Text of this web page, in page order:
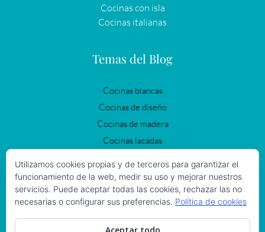
Cocinas con isla
Cocinas italianas
Temas del Blog
Cocinas blancas
Cocinas de diseño
Cocinas de madera
Cocinas lacadas
Cocinas negras
Cocinas Vintage
Iluminación en la cocina
Utilizamos cookies propias y de terceros para garantizar el
funcionamiento de la web, medir su uso y mejorar nuestros
servicios. Puede aceptar todas las cookies, rechazar las no
necesarias o configurar sus preferencias. Política de cookies